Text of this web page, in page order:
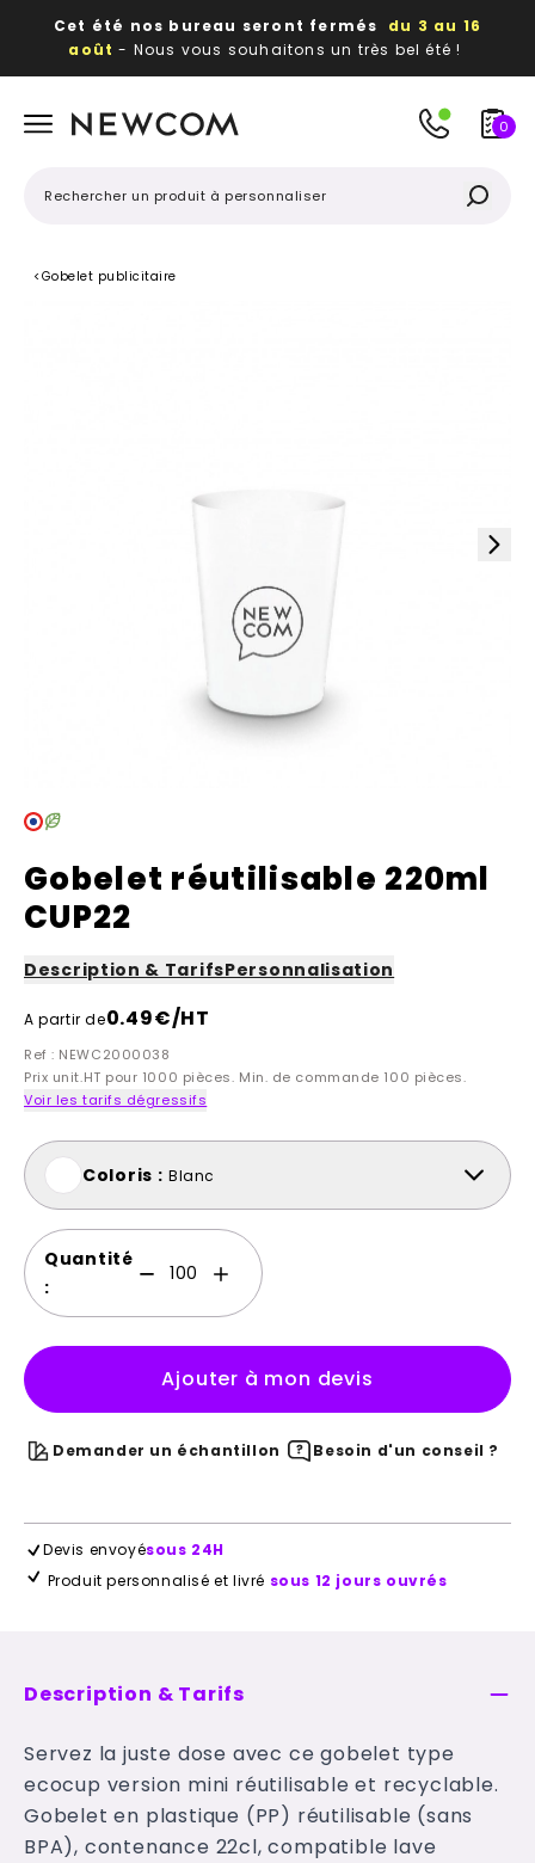
Cet été nos bureau seront fermés du 3 au 16
août - Nous vous souhaitons un très bel été !
publicitaires
0
< Gobelet publicitaire
Gobelet réutilisable 220ml
CUP22
Description & TarifsPersonnalisation
A partir de0.49€/HT
Ref : NEWC2000038
Prix unit.HT pour 1000 pièces. Min. de commande 100 pièces.
Voir les tarifs dégressifs
Coloris : Blanc
Quantité
:
Ajouter à mon devis
Demander un échantillon Besoin d'un conseil ?
Devis envoyésous 24H
Produit personnalisé et livré sous 12 jours ouvrés
Description & Tarifs
Servez la juste dose avec ce gobelet type
ecocup version mini réutilisable et recyclable.
Gobelet en plastique (PP) réutilisable (sans
BPA), contenance 22cl, compatible lave